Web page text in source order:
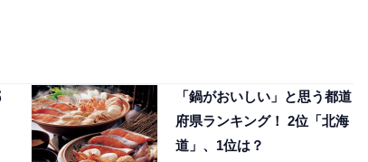
「鍋がおいしい」と思う都道
府県ランキング！ 2位「北海
道」、1位は？